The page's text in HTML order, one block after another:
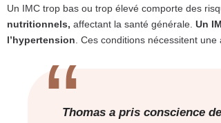
Un IMC trop bas ou trop élevé comporte des
nutritionnels, affectant la santé générale. Un
l’hypertension . Ces conditions nécessitent
Thomas a pris conscience